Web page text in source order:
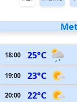
18:00 25°C
19:00 23°C
20:00 22°C